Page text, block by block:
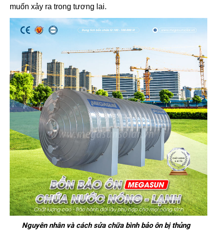
muốn xảy ra trong tương lai.
Nguyên nhân và cách sửa chữa bình bảo ôn bị thủng